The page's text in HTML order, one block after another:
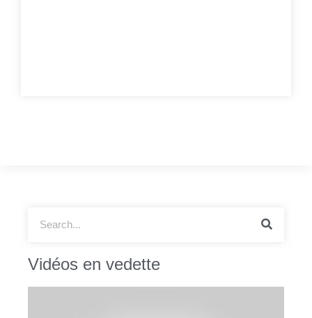
Vidéos en vedette